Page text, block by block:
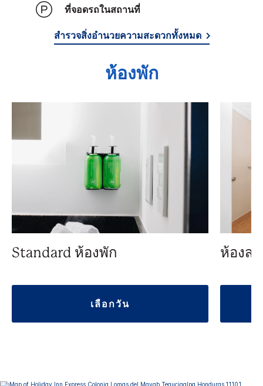
ที่จอดรถในสถานที่
สำรวจสิ่งอำนวยความสะดวกทั้งหมด
ห้องพัก
Standard ห้องพัก
เลือกวัน
ห้องส